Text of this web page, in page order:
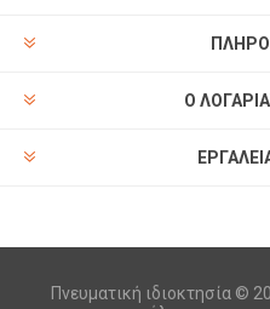
Ο
Πνευματική ιδιοκτησία ©